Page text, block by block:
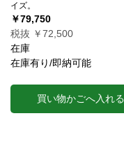
イズ。
￥79,750
税抜 ￥72,500
在庫
在庫有り/即納可能
買い物かごへ入れる